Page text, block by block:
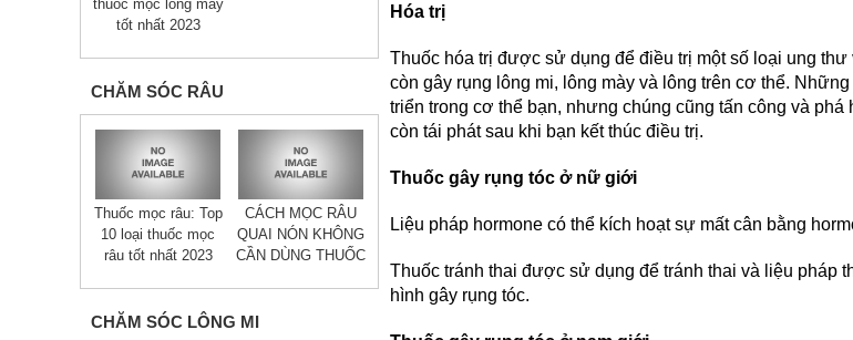
thuốc mọc lông mày
tốt nhất 2023
CHĂM SÓC RÂU
Thuốc mọc râu: Top
10 loại thuốc mọc
râu tốt nhất 2023
CÁCH MỌC RÂU
QUAI NÓN KHÔNG
CẦN DÙNG THUỐC
CHĂM SÓC LÔNG MI
Hóa trị
Thuốc hóa trị được sử dụng để điều trị một số loại ung
còn gây rụng lông mi, lông mày và lông trên cơ thể.
triển trong cơ thể bạn, nhưng chúng cũng tấn công và
còn tái phát sau khi bạn kết thúc điều trị.
Thuốc gây rụng tóc ở nữ giới
Liệu pháp hormone có thể kích hoạt sự mất cân bằng
Thuốc tránh thai được sử dụng để tránh thai và liệu pháp
hình gây rụng tóc.